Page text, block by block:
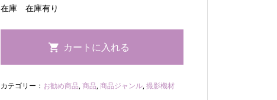
在庫 在庫有り
カテゴリー： お勧め商品,商品,商品ジャンル,撮影機材